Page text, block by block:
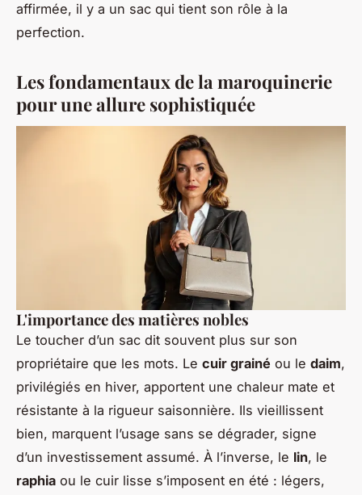
affirmée, il y a un sac qui tient son rôle à la
perfection.
Les fondamentaux de la maroquinerie
pour une allure sophistiquée
L'importance des matières nobles
Le toucher d’un sac dit souvent plus sur son
propriétaire que les mots. Le cuir grainé ou le daim,
privilégiés en hiver, apportent une chaleur mate et
résistante à la rigueur saisonnière. Ils vieillissent
bien, marquent l’usage sans se dégrader, signe
d’un investissement assumé. À l’inverse, le lin, le
raphia ou le cuir lisse s’imposent en été : légers,